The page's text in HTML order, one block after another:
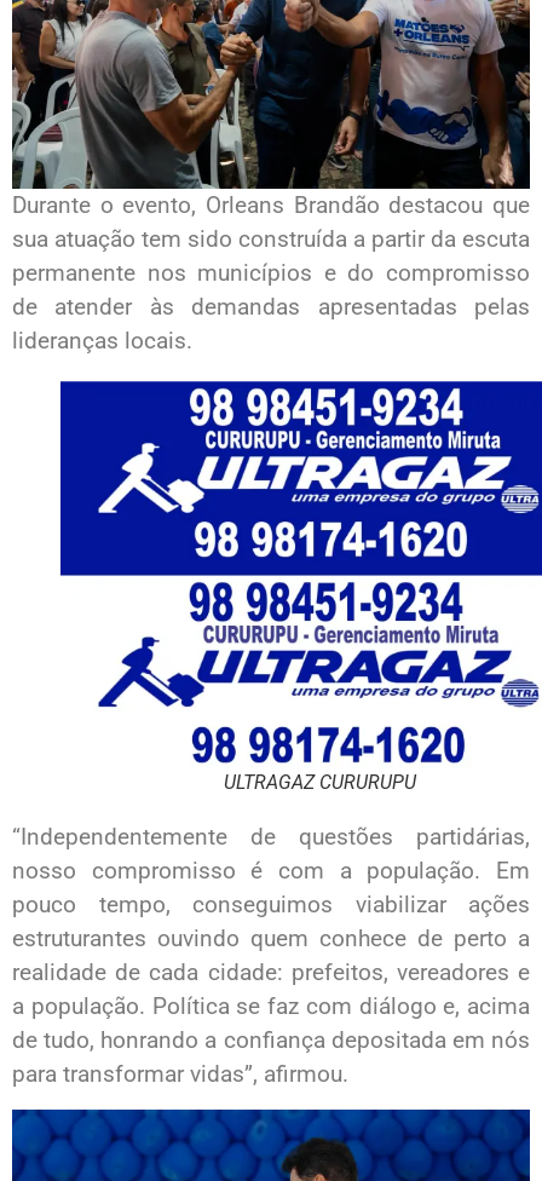
Durante o evento, Orleans Brandão destacou que
sua atuação tem sido construída a partir da escuta
permanente nos municípios e do compromisso
de atender às demandas apresentadas pelas
lideranças locais.
ULTRAGAZ CURURUPU
“Independentemente de questões partidárias,
nosso compromisso é com a população. Em
pouco tempo, conseguimos viabilizar ações
estruturantes ouvindo quem conhece de perto a
realidade de cada cidade: prefeitos, vereadores e
a população. Política se faz com diálogo e, acima
de tudo, honrando a confiança depositada em nós
para transformar vidas”, afirmou.